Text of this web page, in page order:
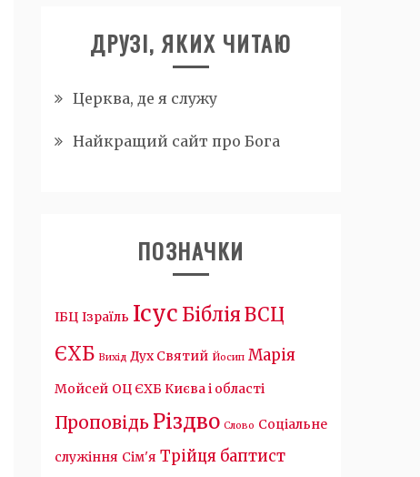
ДРУЗІ, ЯКИХ ЧИТАЮ
Церква, де я служу
Найкращий сайт про Бога
ПОЗНАЧКИ
ІБЦ Ізраїль Ісус БібліяВСЦ
ЄХБ Вихід Дух Святий Йосип Марія
Мойсей ОЦ ЄХБ Києва і області
Проповідь Різдво Слово Соціальне
служіння Сім'я Трійця баптист